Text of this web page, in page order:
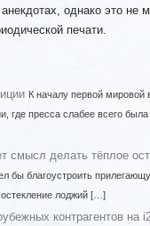
однако это не
печати.
К началу первой мировой
где пресса слабее всего
смысл делать тёплое
бы благоустроить
лоджий […]
контрагентов на